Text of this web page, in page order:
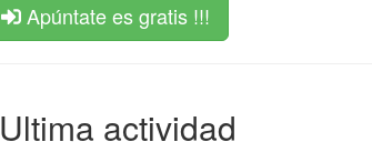
Apúntate es gratis !!!
Ultima actividad